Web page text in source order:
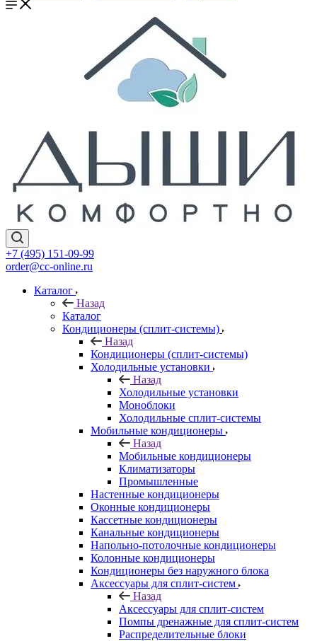
+7 (495) 151-09-99
order@cc-online.ru
Каталог
Назад
Каталог
Кондиционеры (сплит-системы)
Назад
Кондиционеры (сплит-системы)
Холодильные установки
Назад
Холодильные установки
Моноблоки
Холодильные сплит-системы
Мобильные кондиционеры
Назад
Мобильные кондиционеры
Климатизаторы
Промышленные
Настенные кондиционеры
Оконные кондиционеры
Кассетные кондиционеры
Канальные кондиционеры
Напольно-потолочные кондиционеры
Колонные кондиционеры
Кондиционеры без наружного блока
Аксессуары для сплит-систем
Назад
Аксессуары для сплит-систем
Помпы дренажные для сплит-систем
Распределительные блоки